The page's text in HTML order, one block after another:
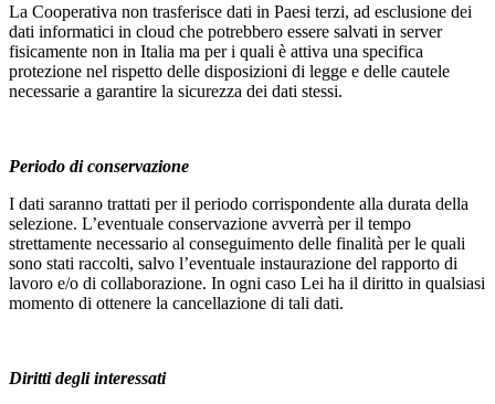
La Cooperativa non trasferisce dati in Paesi terzi, ad esclusione dei
dati informatici in cloud che potrebbero essere salvati in server
fisicamente non in Italia ma per i quali è attiva una specifica
protezione nel rispetto delle disposizioni di legge e delle cautele
necessarie a garantire la sicurezza dei dati stessi.
Periodo di conservazione
I dati saranno trattati per il periodo corrispondente alla durata della
selezione. L’eventuale conservazione avverrà per il tempo
strettamente necessario al conseguimento delle finalità per le quali
sono stati raccolti, salvo l’eventuale instaurazione del rapporto di
lavoro e/o di collaborazione. In ogni caso Lei ha il diritto in qualsiasi
momento di ottenere la cancellazione di tali dati.
Diritti degli interessati